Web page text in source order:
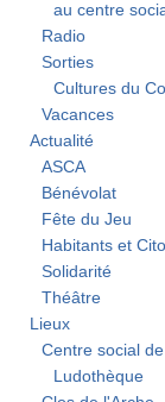
au centre
Radio
Sorties
Cultures du
Vacances
Actualité
ASCA
Bénévolat
Fête du Jeu
Habitants et
Solidarité
Théâtre
Lieux
Centre social
Ludothèque